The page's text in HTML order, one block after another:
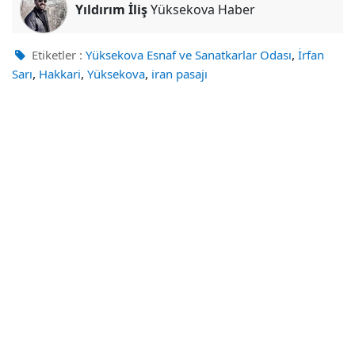
Yıldırım İlişYüksekova Haber
Etiketler : Yüksekova Esnaf ve Sanatkarlar Odası, İrfan
Sarı, Hakkari, Yüksekova, iran pasajı